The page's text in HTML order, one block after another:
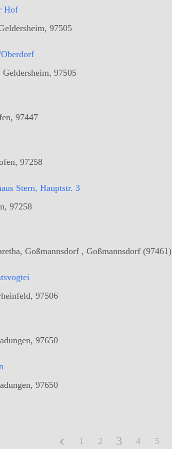
Hof
97505
97505
97447
97258
Stern, Hauptstr. 3
97258
Goßmannsdorf , Goßmannsdorf (97461)
97506
97650
97650
1 2 3 4 5